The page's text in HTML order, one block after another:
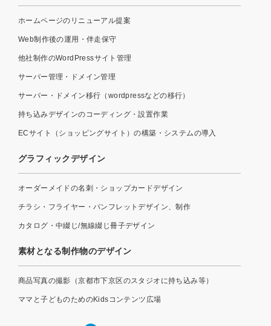
ホームページのリニューアル提案
Web制作後の運用・伴走保守
他社制作のWordPressサイト管理
サーバー管理・ドメイン管理
サーバー・ドメイン移行（wordpressなどの移行）
持ち込みデザインのコーディング・設置作業
ECサイト（ショッピングサイト）の構築・システムの導入
グラフィックデザイン
オーダーメイドの名刺・ショップカードデザイン
チラシ・フライヤー・パンフレットデザイン、制作
カタログ・中綴じ/無線綴じ冊子デザイン
素材となる制作物のデザイン
商品写真の撮影（京都市下京区のスタジオに持ち込み等）
ママと子どものためのKidsコンテンツ広場